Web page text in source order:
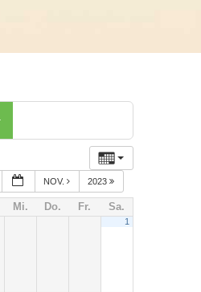
NOV. 2023
Mi. Do. Fr. Sa.
1